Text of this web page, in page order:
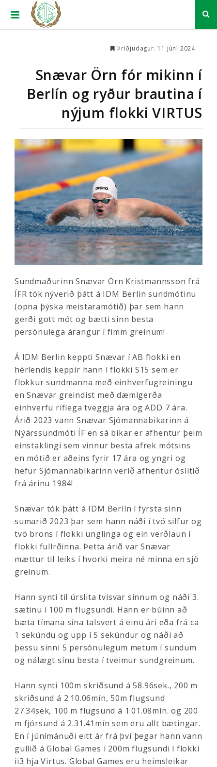
Þriðjudagur. 11 júní 2024
Snævar Örn fór mikinn í
Berlín og ryður brautina í
nýjum flokki VIRTUS
Sundmaðurinn Snævar Örn Kristmannsson frá
ÍFR tók nýverið þátt á IDM Berlin sundmótinu
(opna þýska meistaramótið) þar sem hann
gerði gott mót og bætti sinn besta
persónulega árangur í fimm greinum!
Á IDM Berlin keppti Snævar í AB flokki en
hérlendis keppir hann í flokki S15 sem er
flokkur sundmanna með einhverfugreiningu
en Snævar greindist með dæmigerða
einhverfu ríflega tveggja ára og ADD 7 ára.
Árið 2023 vann Snævar Sjómannabikarinn á
Nýárssundmóti ÍF en sá bikar er afhentur þeim
einstaklingi sem vinnur besta afrek mótsins
en mótið er aðeins fyrir 17 ára og yngri og
hefur Sjómannabikarinn verið afhentur óslitið
frá árinu 1984!
Snævar tók þátt á IDM Berlín í fyrsta sinn
sumarið 2023 þar sem hann náði í tvö silfur og
tvö brons í flokki unglinga og ein verðlaun í
flokki fullrðinna. Þetta árið var Snævar
mættur til leiks í hvorki meira né minna en sjö
greinum.
Hann synti til úrslita tvisvar sinnum og náði 3.
sætinu í 100 m flugsundi. Hann er búinn að
bæta tímana sína talsvert á einu ári eða frá ca
1 sekúndu og upp í 5 sekúndur og náði að
þessu sinni 5 persónulegum metum í sundum
og nálægt sínu besta í tveimur sundgreinum.
Hann synti 100m skriðsund á 58.96sek., 200 m
skriðsund á 2.10.06mín, 50m flugsund
27.34sek, 100 m flugsund á 1.01.08mín. og 200
m fjórsund á 2.31.41mín sem eru allt bætingar.
En í júnímánuði eitt ár frá því þegar hann vann
gullið á Global Games í 200m flugsundi í flokki
ii3 hja Virtus. Global Games eru heimsleikar